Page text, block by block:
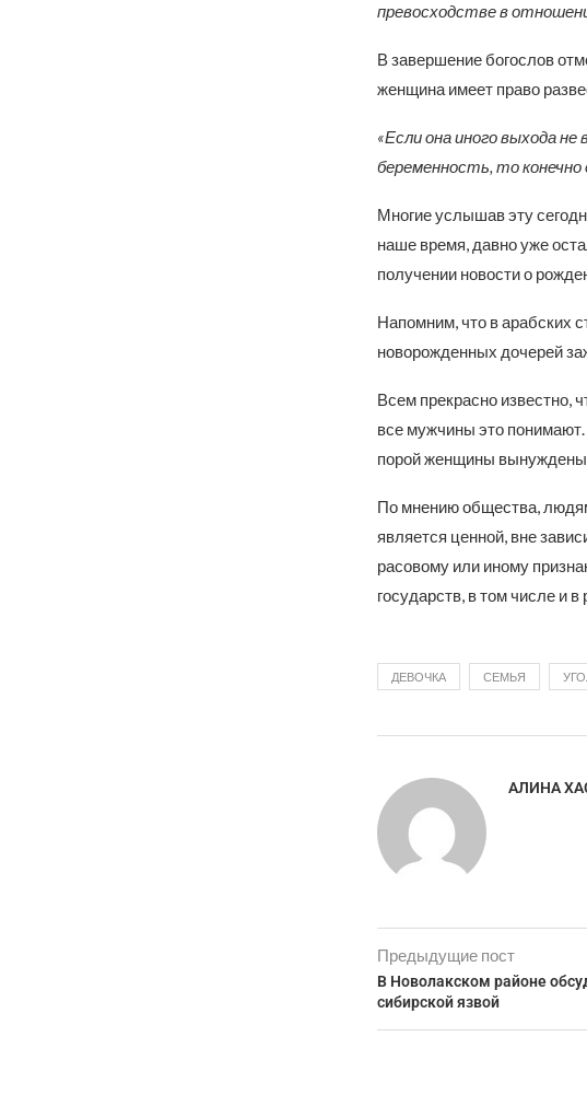
превосходстве в
В завершение богослов
женщина имеет право
«Если она иного выхода
беременность, то конечно
Многие услышав эту
наше время, давно уже
получении новости о
Напомним, что в арабских
новорожденных дочерей
Всем прекрасно известно,
все мужчины это
порой женщины вынуждены
По мнению общества,
является ценной, вне
расовому или иному
государств, в том числе и
ДЕВОЧКА СЕМЬЯ
АЛИНА
Предыдущие пост
В Новолакском районе
сибирской язвой